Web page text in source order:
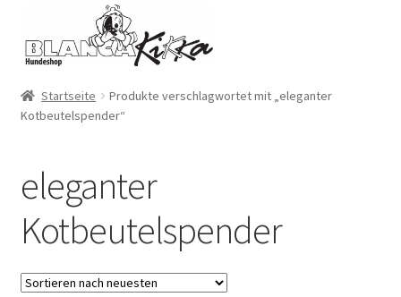
Navigation
springen
Inhalt
springen
Startseite
Produkte verschlagwortet mit „eleganter
Kotbeutelspender“
eleganter
Kotbeutelspender